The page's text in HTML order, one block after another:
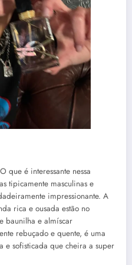
que é interessante nessa
tipicamente masculinas e
impressionante. A
rica e ousada estão no
baunilha e almíscar
rebuçado e quente, é uma
sofisticada que cheira a super